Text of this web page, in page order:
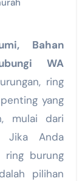
WA
ring
yang
mulai dari
Jika Anda
ring burung
pilihan